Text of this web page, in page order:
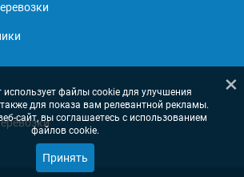
×
использует файлы cookie для улучшения
для показа вам релевантной рекламы.
сайт, вы соглашаетесь с использованием
файлов cookie.
Принять